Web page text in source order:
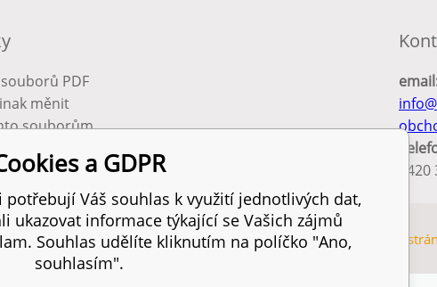
PDF
měnit
souborům.
SITEMAP Tvorbu webové
a GDPR
Váš souhlas k využití jednotlivých dat,
ukazovat informace týkající se Vašich zájmů
Souhlas udělíte kliknutím na políčko "Ano,
souhlasím".